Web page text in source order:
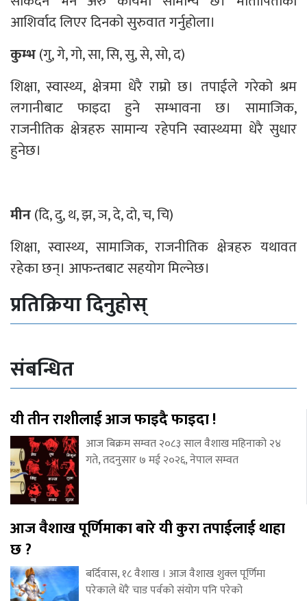
आशिर्वाद लिएर दिनको सुरुवात गर्नुहोला।
कुम्भ(गु, गे, गो, सा, सि, सु, से, सो, द)
शिक्षा, स्वास्थ्य, क्षेत्रमा धेरै राम्रो छ। तपाईले गरेको श्रम
लगानीबाट फाइदा हुने सम्भावना छ। सामाजिक,
राजनीतिक क्षेत्रहरु सामान्य रहेपनि स्वास्थ्यमा धेरै सुधार
हुनेछ।
मीन(दि, दु, थ, झ, ञ, दे, दो, च, चि)
शिक्षा, स्वास्थ्य, सामाजिक, राजनीतिक क्षेत्रहरु यथावत
रहेका छन्। आफन्तबाट सहयोग मिल्नेछ।
प्रतिक्रिया दिनुहोस्
संबन्धित
यी तीन राशीलाई आज फाइदै फाइदा !
आज बिक्रम सम्वत २०८३ साल वैशाख महिनाको २४
गते, तदनुसार ७ मई २०२६, नेपाल सम्वत
आज वैशाख पूर्णिमाका बारे यी कुरा तपाईलाई थाहा
छ ?
बर्दिवास, १८ वैशाख । आज वैशाख शुक्ल पूर्णिमा
परेकाले धेरै चाड पर्वको संयोग पनि परेको